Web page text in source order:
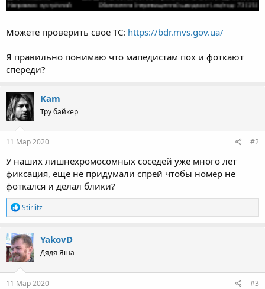
Можете проверить свое ТС: https://bdr.mvs.gov.ua/
Я правильно понимаю что мапедистам пох и фоткают
спереди?
Kam
Тру байкер
11 Мар 2020 #2
У наших лишнехромосомных соседей уже много лет
фиксация, еще не придумали спрей чтобы номер не
фоткался и делал блики?
R
e
a
c
t
i
o
n
s
Stirlitz
YakovD
Дядя Яша
11 Мар 2020 #3